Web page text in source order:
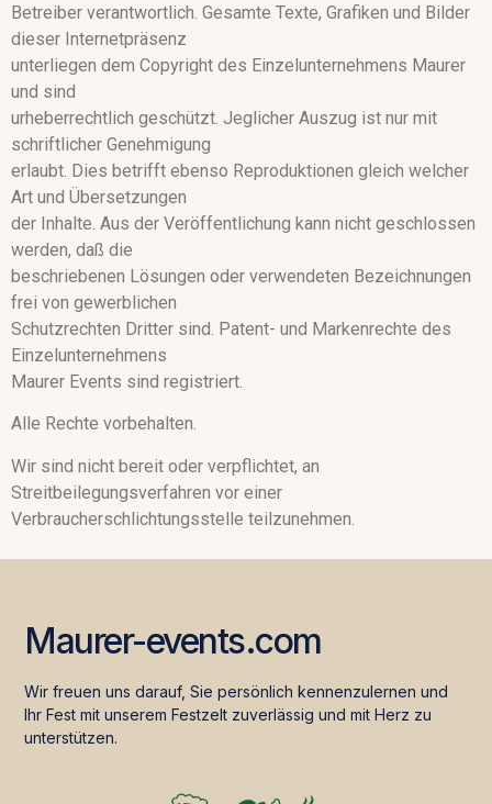
Betreiber verantwortlich. Gesamte Texte, Grafiken und Bilder
dieser Internetpräsenz
unterliegen dem Copyright des Einzelunternehmens Maurer
und sind
urheberrechtlich geschützt. Jeglicher Auszug ist nur mit
schriftlicher Genehmigung
erlaubt. Dies betrifft ebenso Reproduktionen gleich welcher
Art und Übersetzungen
der Inhalte. Aus der Veröffentlichung kann nicht geschlossen
werden, daß die
beschriebenen Lösungen oder verwendeten Bezeichnungen
frei von gewerblichen
Schutzrechten Dritter sind. Patent- und Markenrechte des
Einzelunternehmens
Maurer Events sind registriert.
Alle Rechte vorbehalten.
Wir sind nicht bereit oder verpflichtet, an
Streitbeilegungsverfahren vor einer
Verbraucherschlichtungsstelle teilzunehmen.
Maurer-events.com
Wir freuen uns darauf, Sie persönlich kennenzulernen und
Ihr Fest mit unserem Festzelt zuverlässig und mit Herz zu
unterstützen.